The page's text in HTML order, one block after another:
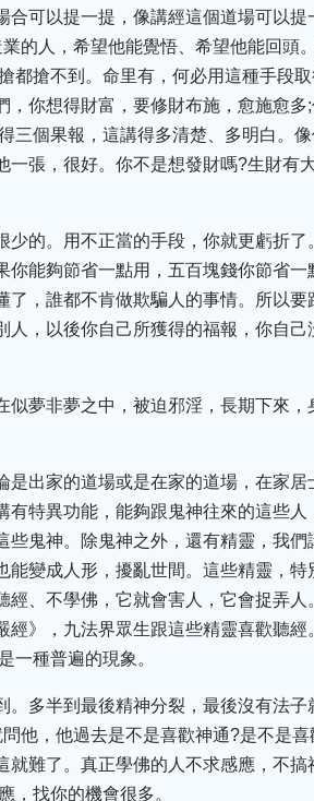
可以提一提，像講經這個道場可以提
的人，希望他能覺悟、希望他能回頭
都搶不到。命里有，何必用這種手段
你想得財富，要修財布施，愈施愈多
三個果報，這講得多清楚、多明白。
張，很好。你不是想發財嗎?生財有
的。用不正當的手段，你就更虧折了
能夠節省一點用，五百塊錢你節省一
，誰都不肯做欺騙人的事情。所以要
，以後你自己所獲得的福報，你自己
夢非夢之中，被迫邪淫，長期下來，
出家的道場或是在家的道場，在家居
特異功能，能夠跟鬼神往來的這些人
鬼神。除鬼神之外，還有精靈，我們
變成人形，擾亂世間。這些精靈，特
、不學佛，它就會害人，它會捉弄人
》，九法界眾生跟這些精靈喜歡聽經
一種普遍的現象。
多半到最後精神分裂，最後沒有法子
他，他過去是不是喜歡神通?是不是喜
難了。真正學佛的人不求感應，不搞
，找你的機會很多。